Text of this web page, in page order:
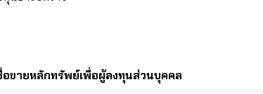
ขายหลักทรัพย์เพื่อผู้ลงทุนส่วนบุคคล